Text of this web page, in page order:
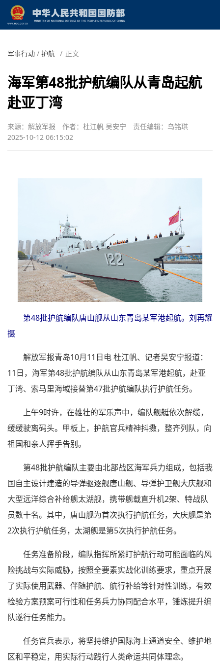
军事行动 / 护航 / 正文
海军第48批护航编队从青岛起航
赴亚丁湾
来源：解放军报 作者：杜江帆 吴安宁
责任编辑：乌铭琪
2025-10-12 06:15:02
第48批护航编队唐山舰从山东青岛某军港起航。刘再耀
摄
解放军报青岛10月11日电 杜江帆、记者吴安宁报道：
11日，海军第48批护航编队从山东青岛某军港起航，赴亚
丁湾、索马里海域接替第47批护航编队执行护航任务。
上午9时许，在雄壮的军乐声中，编队舰艇依次解缆，
缓缓驶离码头。甲板上，护航官兵精神抖擞，整齐列队，向
祖国和亲人挥手告别。
第48批护航编队主要由北部战区海军兵力组成，包括我
国自主设计建造的导弹驱逐舰唐山舰、导弹护卫舰大庆舰和
大型远洋综合补给舰太湖舰，携带舰载直升机2架、特战队
员数十名。其中，唐山舰为首次执行护航任务，大庆舰是第
2次执行护航任务，太湖舰是第5次执行护航任务。
任务准备阶段，编队指挥所紧盯护航行动可能面临的风
险挑战与实际威胁，按照全要素实战化训练要求，重点开展
了实际使用武器、伴随护航、航行补给等针对性训练，有效
检验方案预案可行性和任务兵力协同配合水平，锤炼提升编
队遂行任务能力。
任务官兵表示，将坚持维护国际海上通道安全、维护地
区和平稳定，用实际行动践行人类命运共同体理念。